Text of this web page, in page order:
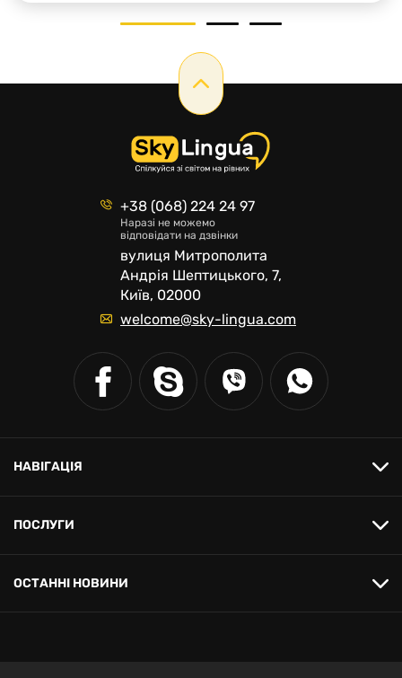
1 2 3
+38 (068) 224 24 97
Наразі не можемо
відповідати на дзвінки
вулиця Митрополита
Андрія Шептицького, 7,
Київ, 02000
welcome@sky-lingua.com
НАВІГАЦІЯ
ПОСЛУГИ
ОСТАННІ НОВИНИ